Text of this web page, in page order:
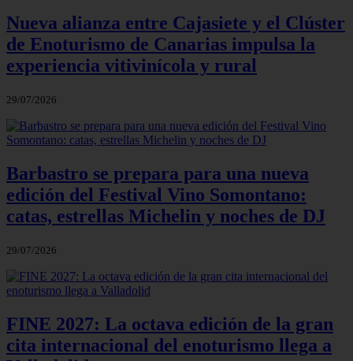
Nueva alianza entre Cajasiete y el Clúster
de Enoturismo de Canarias impulsa la
experiencia vitivinícola y rural
29/07/2026
Barbastro se prepara para una nueva
edición del Festival Vino Somontano:
catas, estrellas Michelin y noches de DJ
29/07/2026
FINE 2027: La octava edición de la gran
cita internacional del enoturismo llega a